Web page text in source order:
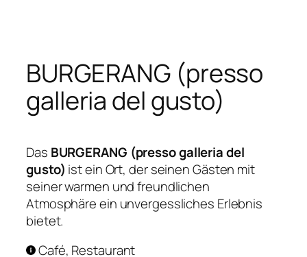
springen
BURGERANG (presso
galleria del gusto)
Das BURGERANG (presso galleria del
gusto) ist ein Ort, der seinen Gästen mit
seiner warmen und freundlichen
Atmosphäre ein unvergessliches Erlebnis
bietet.
Café, Restaurant